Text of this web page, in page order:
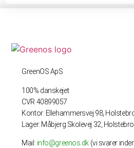
GreenOS ApS
100% danskejet
CVR 40899057
Kontor: Ellehammersvej 98,
Lager: Måbjerg Skolevej 32, Holstebro
Mail: info@greenos.dk (vi svarer